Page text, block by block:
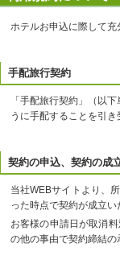
ホテルお申込に際して充
手配旅行契約
「手配旅行契約」（以
うに手配することを引き
契約の申込、契約の成
当社WEBサイトより、
った時点で契約が成立
お客様の申請日が取消
の他の事由で契約締結の